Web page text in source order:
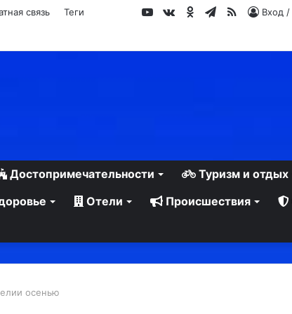
связь Теги Вход /
RSS
Telegram
Одноклассники
vk.com
YouTube
Достопримечательности Туризм и отдых
Отели Происшествия
осенью